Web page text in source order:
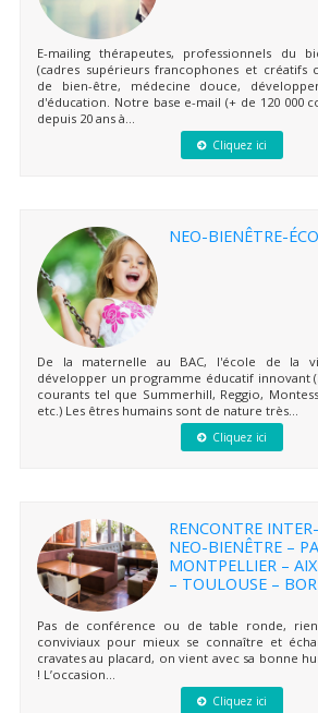
E-mailing thérapeutes, professionnels du
(cadres supérieurs francophones et créatifs
de bien-être, médecine douce,
d'éducation. Notre base e-mail (+ de 120 000
depuis 20 ans à...
Cliquez ici
NEO-BIENÊTRE-
De la maternelle au BAC, l'école de la
développer un programme éducatif innovant
courants tel que Summerhill, Reggio,
etc.) Les êtres humains sont de nature très...
Cliquez ici
RENCONTRE
NEO-BIENÊTRE –
MONTPELLIER –
– TOULOUSE –
Pas de conférence ou de table ronde,
conviviaux pour mieux se connaître et
cravates au placard, on vient avec sa bonne
! L’occasion...
Cliquez ici